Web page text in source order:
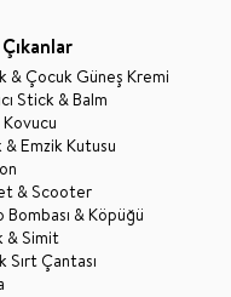
& Çocuk Güneş Kremi
Stick & Balm
& Emzik Kutusu
& Scooter
Bombası & Köpüğü
& Simit
Sırt Çantası